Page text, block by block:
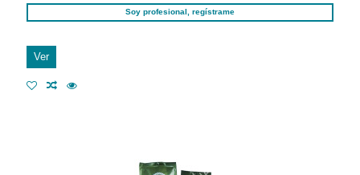
Soy profesional, regístrame
Ver